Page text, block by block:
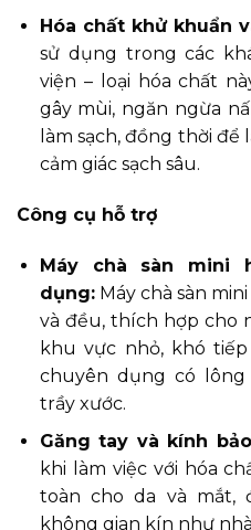
Hóa chất khử khuẩn
sử dụng trong các
viện – loại hóa chất
gây mùi, ngăn ngừa
làm sạch, đồng thời
cảm giác sạch sâu.
Công cụ hỗ trợ
Máy chà sàn mini
dụng:Máy chà sàn
và đều, thích hợp cho
khu vực nhỏ, khó
chuyên dụng có
trầy xước.
Găng tay và kính
khi làm việc với hóa
toàn cho da và mắt,
không gian kín như